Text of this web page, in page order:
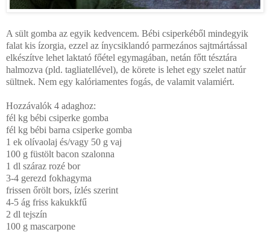
A sült gomba az egyik kedvencem. Bébi csiperkéből mindegyik
falat kis ízorgia, ezzel az ínycsiklandó parmezános sajtmártással
elkészítve lehet laktató főétel egymagában, netán főtt tésztára
halmozva (pld. tagliatellével), de körete is lehet egy szelet natúr
sültnek. Nem egy kalóriamentes fogás, de valamit valamiért.
Hozzávalók 4 adaghoz:
fél kg bébi csiperke gomba
fél kg bébi barna csiperke gomba
1 ek olívaolaj és/vagy 50 g vaj
100 g füstölt bacon szalonna
1 dl száraz rozé bor
3-4 gerezd fokhagyma
frissen őrölt bors, ízlés szerint
4-5 ág friss kakukkfű
2 dl tejszín
100 g mascarpone